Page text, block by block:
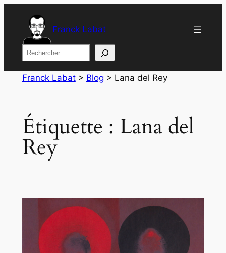
contenu
Franck Labat
Rechercher
Franck Labat> Blog > Lana del Rey
Étiquette : Lana del
Rey